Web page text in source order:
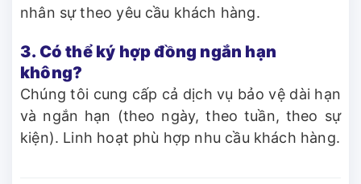
nhân sự theo yêu cầu khách hàng.
3. Có thể ký hợp đồng ngắn hạn
không?
Chúng tôi cung cấp cả dịch vụ bảo vệ dài hạn
và ngắn hạn (theo ngày, theo tuần, theo sự
kiện). Linh hoạt phù hợp nhu cầu khách hàng.